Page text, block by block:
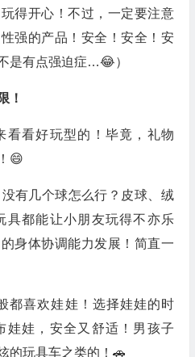
得开心！不过，一定要注意
强的产品！安全！安全！安
是有点强迫症…😂）
！
看看好玩型的！毕竟，礼物
😄
有几个球怎么行？皮球、绒
都能让小朋友玩得不亦乐
身体协调能力发展！简直一
都喜欢娃娃！选择娃娃的时
娃娃，安全又舒适！男孩子
的玩具车之类的！🚗